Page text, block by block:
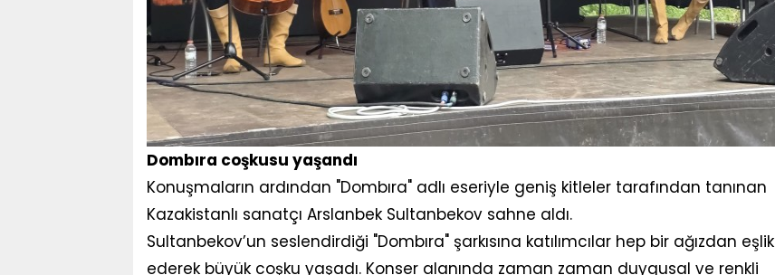
Dombıra coşkusu yaşandı
Konuşmaların ardından "Dombıra" adlı eseriyle geniş kitleler tarafından tanınan
Kazakistanlı sanatçı Arslanbek Sultanbekov sahne aldı.
Sultanbekov’un seslendirdiği "Dombıra" şarkısına katılımcılar hep bir ağızdan eşlik
ederek büyük coşku yaşadı. Konser alanında zaman zaman duygusal ve renkli